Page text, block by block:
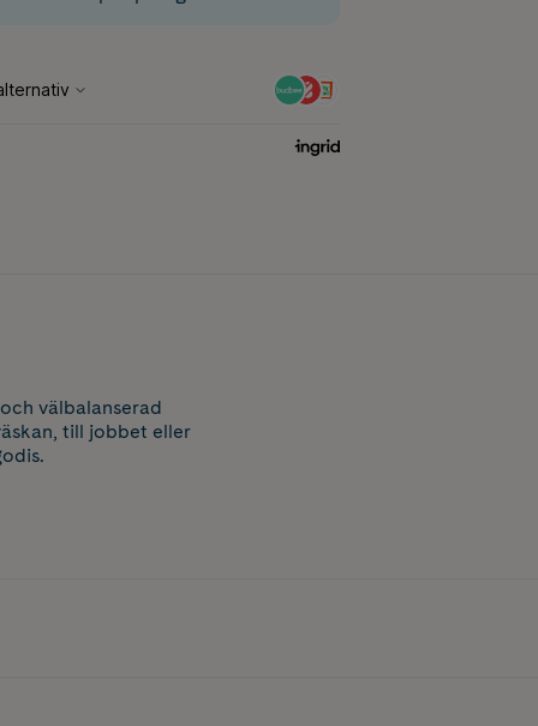
välbalanserad
till jobbet eller